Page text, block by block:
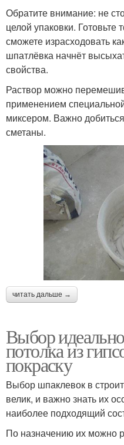
Обратите внимание: не
целой упаковки. Готовьте
сможете израсходовать
шпатлёвка начнёт
свойства.
Раствор можно
применением
миксером. Важно
сметаны.
читать дальше →
Выбор
потолка из
покраску
Выбор шпаклевок в
велик, и важно знать их
наиболее подходящий
По назначению их можно